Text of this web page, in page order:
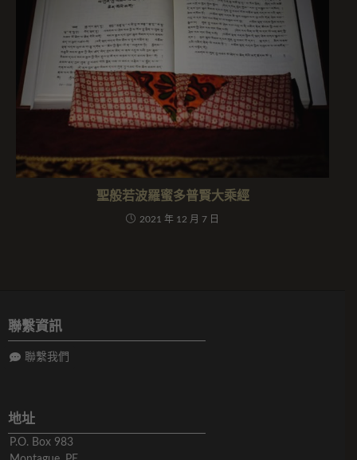
聖般若波羅蜜多普賢大乘經
2021 年 12 月 7 日
聯繫資訊
聯繫我們
地址
P.O. Box 983